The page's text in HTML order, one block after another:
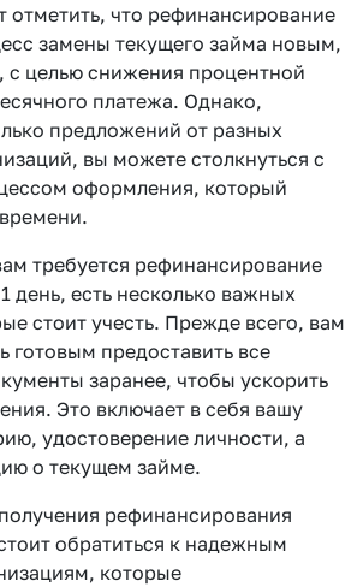
отметить, что рефинансирование
замены текущего займа новым,
целью снижения процентной
платежа. Однако,
предложений от разных
вы можете столкнуться с
оформления, который
требуется рефинансирование
день, есть несколько важных
стоит учесть. Прежде всего, вам
готовым предоставить все
заранее, чтобы ускорить
Это включает в себя вашу
удостоверение личности, а
о текущем займе.
рефинансирования
обратиться к надежным
которые